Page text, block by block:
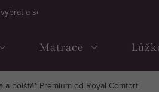
a sestavit kontinentální postel
Matrace
a polštář Premium od Royal Comfort